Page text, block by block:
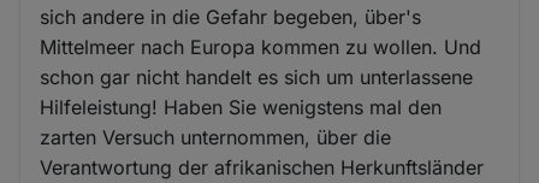
sich andere in die Gefahr begeben, über's
Mittelmeer nach Europa kommen zu wollen. Und
schon gar nicht handelt es sich um unterlassene
Hilfeleistung! Haben Sie wenigstens mal den
zarten Versuch unternommen, über die
Verantwortung der afrikanischen Herkunftsländer